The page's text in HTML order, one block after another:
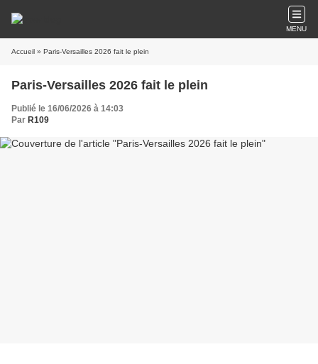
MENU
Accueil » Paris-Versailles 2026 fait le plein
Paris-Versailles 2026 fait le plein
Publié le 16/06/2026 à 14:03
Par R109